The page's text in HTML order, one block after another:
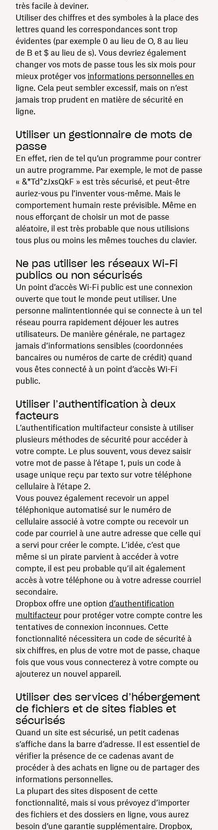
très facile à deviner.
Utiliser des chiffres et des symboles à la place des
lettres quand les correspondances sont trop
évidentes (par exemple 0 au lieu de O, 8 au lieu
de B et $ au lieu de s). Vous devriez également
changer vos mots de passe tous les six mois pour
mieux protéger vos informations personnelles en
ligne. Cela peut sembler excessif, mais on n’est
jamais trop prudent en matière de sécurité en
ligne.
Utiliser un gestionnaire de mots de
passe
En effet, rien de tel qu’un programme pour contrer
un autre programme. Par exemple, le mot de passe
« &*Td^zJxsQkF » est très sécurisé, et peut-être
auriez-vous pu l’inventer vous-même. Mais le
comportement humain reste prévisible. Même en
nous efforçant de choisir un mot de passe
aléatoire, il est très probable que nous utilisions
tous plus ou moins les mêmes touches du clavier.
Ne pas utiliser les réseaux Wi-Fi
publics ou non sécurisés
Un point d’accès Wi-Fi public est une connexion
ouverte que tout le monde peut utiliser. Une
personne malintentionnée qui se connecte à un tel
réseau pourra rapidement déjouer les autres
utilisateurs. De manière générale, ne partagez
jamais d’informations sensibles (coordonnées
bancaires ou numéros de carte de crédit) quand
vous êtes connecté à un point d’accès Wi-Fi
public.
Utiliser l’authentification à deux
facteurs
L’authentification multifacteur consiste à utiliser
plusieurs méthodes de sécurité pour accéder à
votre compte. Le plus souvent, vous devez saisir
votre mot de passe à l’étape 1, puis un code à
usage unique reçu par texto sur votre téléphone
cellulaire à l’étape 2.
Vous pouvez également recevoir un appel
téléphonique automatisé sur le numéro de
cellulaire associé à votre compte ou recevoir un
code par courriel à une autre adresse que celle qui
a servi pour créer le compte. L’idée, c’est que
même si un pirate parvient à accéder à votre
compte, il est peu probable qu’il ait également
accès à votre téléphone ou à votre adresse courriel
secondaire.
Dropbox offre une option d’authentification
multifacteur pour protéger votre compte contre les
tentatives de connexion inconnues. Cette
fonctionnalité nécessitera un code de sécurité à
six chiffres, en plus de votre mot de passe, chaque
fois que vous vous connecterez à votre compte ou
ajouterez un nouvel appareil.
Utiliser des services d’hébergement
de fichiers et de sites fiables et
sécurisés
Quand un site est sécurisé, un petit cadenas
s’affiche dans la barre d’adresse. Il est essentiel de
vérifier la présence de ce cadenas avant de
procéder à des achats en ligne ou de partager des
informations personnelles.
La plupart des sites disposent de cette
fonctionnalité, mais si vous prévoyez d’importer
des fichiers et des dossiers en ligne, vous aurez
besoin d’une garantie supplémentaire. Dropbox,